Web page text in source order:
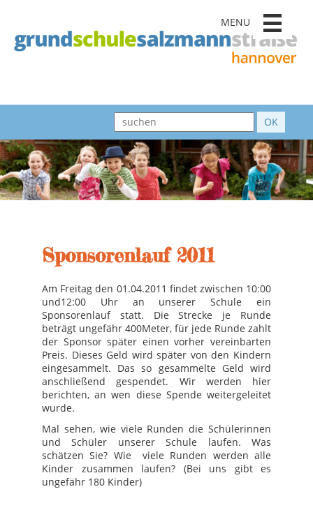
MENU
Sponsorenlauf 2011
Am Freitag den 01.04.2011 findet zwischen 10:00
und12:00 Uhr an unserer Schule ein
Sponsorenlauf statt. Die Strecke je Runde
beträgt ungefähr 400Meter, für jede Runde zahlt
der Sponsor später einen vorher vereinbarten
Preis. Dieses Geld wird später von den Kindern
eingesammelt. Das so gesammelte Geld wird
anschließend gespendet. Wir werden hier
berichten, an wen diese Spende weitergeleitet
wurde.
Mal sehen, wie viele Runden die Schülerinnen
und Schüler unserer Schule laufen. Was
schätzen Sie? Wie viele Runden werden alle
Kinder zusammen laufen? (Bei uns gibt es
ungefähr 180 Kinder)